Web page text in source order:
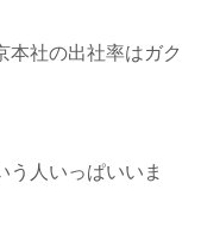
本社の出社率はガク
う人いっぱいいま